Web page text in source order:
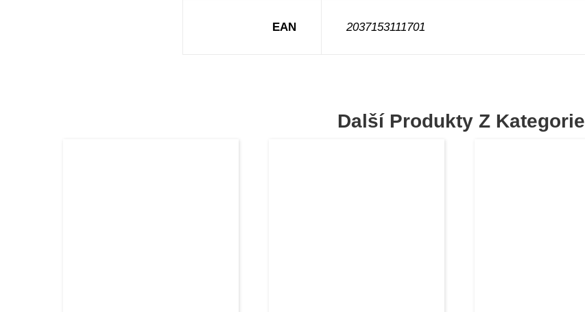
EAN 2037153111701
Další Produkty Z Kategorie